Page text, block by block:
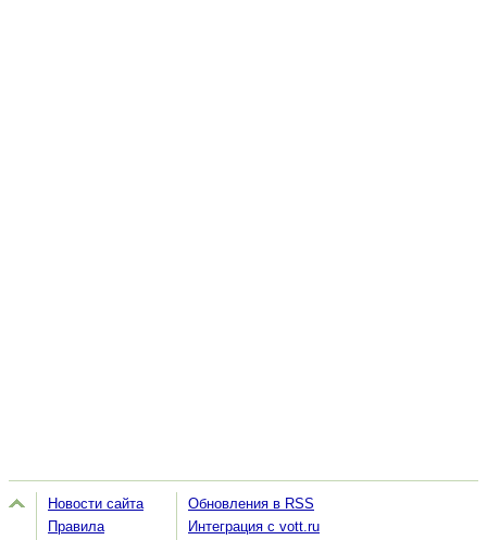
Новости сайта
Правила
Обновления в RSS
Интеграция с vott.ru